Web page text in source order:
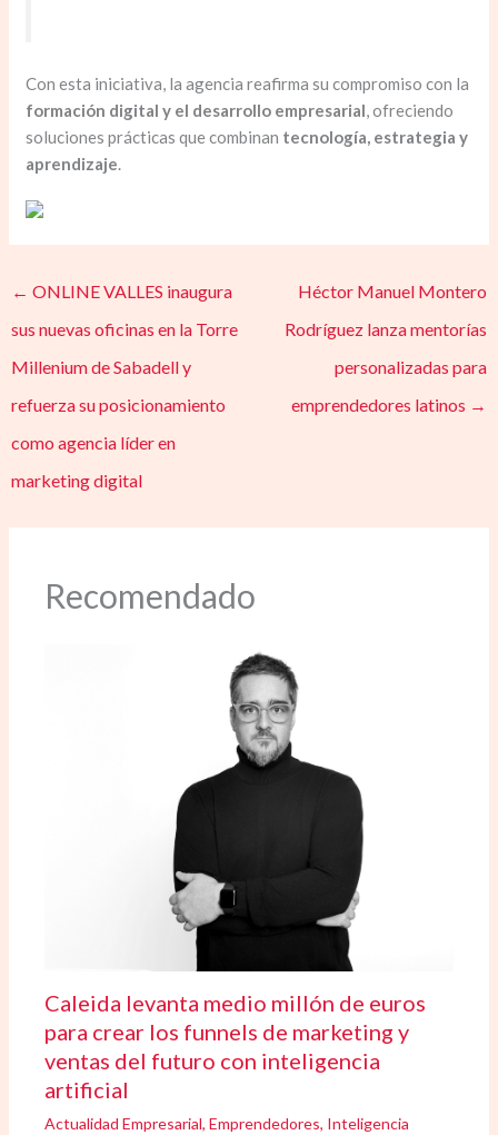
Con esta iniciativa, la agencia reafirma su compromiso con la
formación digital y el desarrollo empresarial, ofreciendo
soluciones prácticas que combinan tecnología, estrategia y
aprendizaje.
← ONLINE VALLES inaugura
sus nuevas oficinas en la Torre
Millenium de Sabadell y
refuerza su posicionamiento
como agencia líder en
marketing digital
Héctor Manuel Montero
Rodríguez lanza mentorías
personalizadas para
emprendedores latinos →
Recomendado
Caleida levanta medio millón de euros
para crear los funnels de marketing y
ventas del futuro con inteligencia
artificial
Actualidad Empresarial,Emprendedores, Inteligencia